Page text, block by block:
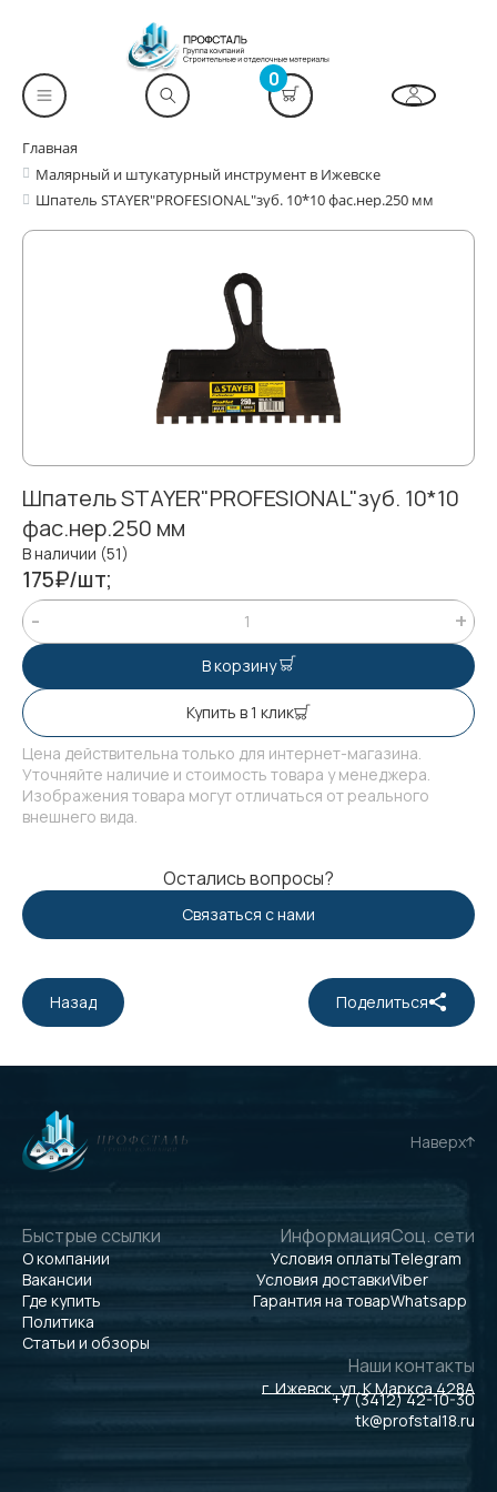
0
Главная
Малярный и штукатурный инструмент в Ижевске
Шпатель STAYER"PROFESIONAL"зуб. 10*10 фас.нер.250 мм
Шпатель STAYER"PROFESIONAL"зуб. 10*10
фас.нер.250 мм
В наличии (51)
175₽/шт;
В корзину
Купить в 1 клик
Цена действительна только для интернет-магазина.
Уточняйте наличие и стоимость товара у менеджера.
Изображения товара могут отличаться от реального
внешнего вида.
Остались вопросы?
Связаться с нами
Назад Поделиться
Наверх
Быстрые ссылки
О компании
Вакансии
Где купить
Политика
Статьи и обзоры
Информация
Условия оплаты
Условия доставки
Гарантия на товар
Соц. сети
Telegram
Viber
Whatsapp
Наши контакты
г. Ижевск, ул. К.Маркса 428А
+7 (3412) 42-10-30
tk@profstal18.ru